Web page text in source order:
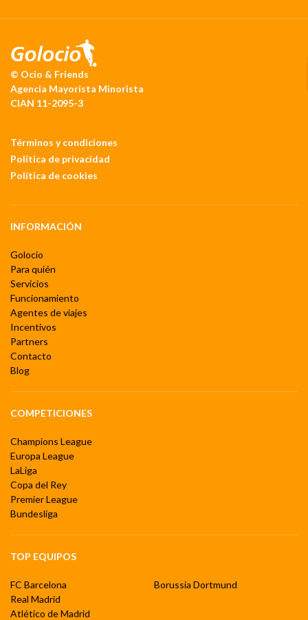
© Ocio & Friends
Agencia Mayorista Minorista
CIAN 11-2095-3
Términos y condiciones
Política de privacidad
Política de cookies
INFORMACIÓN
Golocio
Para quién
Servicios
Funcionamiento
Agentes de viajes
Incentivos
Partners
Contacto
Blog
COMPETICIONES
Champions League
Europa League
LaLiga
Copa del Rey
Premier League
Bundesliga
TOP EQUIPOS
FC Barcelona
Real Madrid
Atlético de Madrid
Borussia Dortmund